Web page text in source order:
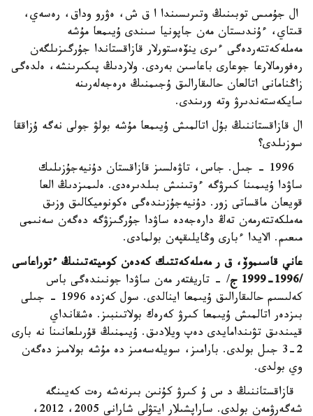
ال جۇمىس توبىنىڭ وتىرىسىندا ا ق ش، ەۋرو وداق، رەسەي،
قىتاي، ءۇندىستان مەن جاپونيا سىندى ۇيىمعا مۇشە
مەملەكەتتەردەگى ءىرى ينۆەستورلار قازاقستاندا جۇرگىزىلگەن
رەفورمالارعا جوعارى باعاسىن بەردى. ولاردىڭ پىكىرىنشە، ەلدەگى
زاڭنامانى اتالعان حالىقارالىق ۇجىمنىڭ ەرەجەلەرىنە
سايكەستەندىرۋ وتە ورىندى.
ال قازاقستاننىڭ بۇل اتالمىش ۇيىمعا مۇشە بولۋ جولى نەگە ۇزاققا
سوزىلدى؟
1996 - جىل. جاس، تاۋەلسىز قازاقستان دۇنيەجۇزىلىك
ساۋدا ۇيىمىنا كىرۋگە ءوتىنىش بىلدىرەدى. ەلىمىزدىڭ العا
قويعان ماقساتى زور. دۇنيەجۇزىندەگى ەكونوميكالىق وزىق
مەملكەتتەرمەن تەڭ دارەجەدە ساۋدا جۇرگىزۋگە دەگەن سەنىمى
مىعىم. الايدا ءبارى وڭايلىقپەن بولمادى.
عاني قاسىموۆ، ق ر مەملەكەتتىك كەدەن كوميتەتىنىڭ ءتوراعاسى
/1996-1999 ج
/ - تاريفتەر مەن ساۋدا جونىندەگى باس
كەلىسىم حالىقارالىق ۇيىمعا اينالدى. سول كەزدە 1996 - جىلى
بىزدەر اتالمىش ۇيىمعا كىرۋ كەرەك بولاتىنبىز. ەشقانداي
قيىندىق تۋىندامايدى دەپ ويلادىق. ۇيىمنىڭ قۇرىلعانىنا نە بارى
2-3 جىل بولدى. بارامىز، سويلەسەمىز دە مۇشە بولامىز دەگەن
وي بولدى.
قازاقستاننىڭ د س ۇ كىرۋ كۇنىن بىرنەشە رەت كەيىنگە
شەگەرۋمەن بولدى. ساراپشىلار ايتۋلى شارانى 2005، 2012،